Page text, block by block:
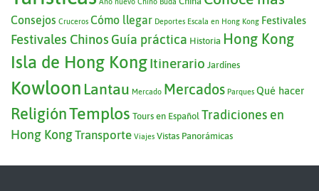
Consejos Cruceros Cómo llegar Deportes Escala en Hong Kong Festivales
Festivales Chinos Guía práctica Historia Hong Kong
Isla de Hong KongItinerario Jardínes
Kowloon Lantau Mercado Mercados Parques Qué hacer
ReligiónTemplos Tours en Español Tradiciones en
Hong KongTransporte Viajes Vistas Panorámicas